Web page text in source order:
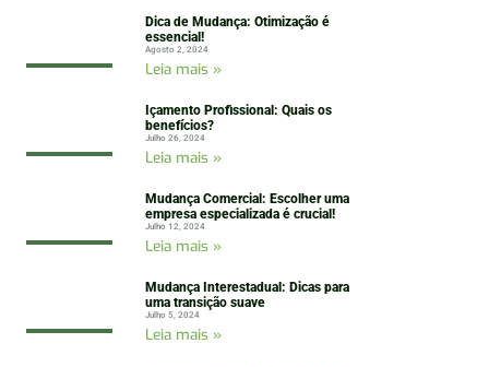
Dica de Mudança: Otimização é
essencial!
Agosto 2, 2024
Leia mais »
Içamento Profissional: Quais os
benefícios?
Julho 26, 2024
Leia mais »
Mudança Comercial: Escolher uma
empresa especializada é crucial!
Julho 12, 2024
Leia mais »
Mudança Interestadual: Dicas para
uma transição suave
Julho 5, 2024
Leia mais »